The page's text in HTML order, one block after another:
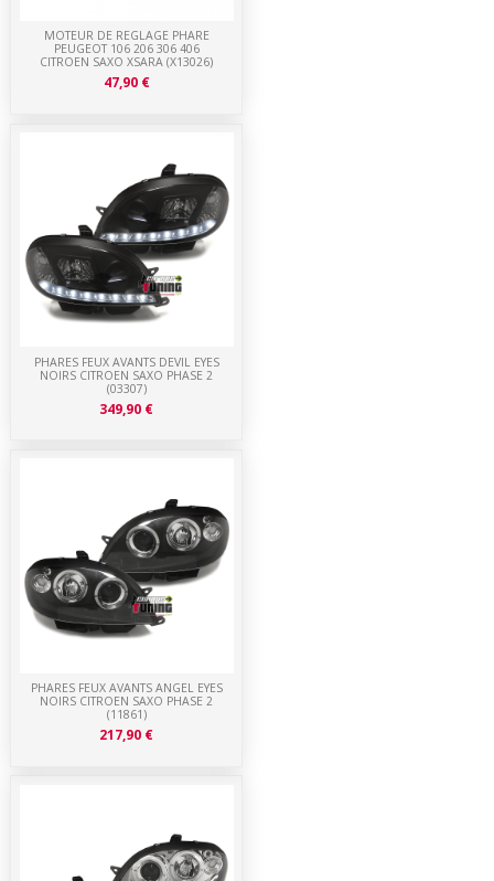
PHARES FEUX AVANTS ANGEL EYES
NOIRS CITROEN SAXO PHASE 2
(11861)
217,90 €
PHARES FEUX AVANTS DEVIL EYES
NOIRS CITROEN SAXO PHASE 2
(03307)
349,90 €
MOTEUR DE REGLAGE PHARE
PEUGEOT 106 206 306 406
CITROEN SAXO XSARA (X13026)
47,90 €